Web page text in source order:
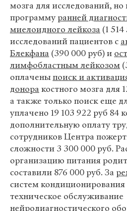
мозга для исследований,
программуранней
миелоидного лейкоза (1
исследований пациентов с
Блекфана (390 000 руб) и
лимфобластным лейкозом
оплаченыпоиск и
донора костного мозга для
а также только поиск еще
уплачено 19 103 922 руб 84
дополнительную оплату
сотрудников Центра
сложности 3 300 000 руб.
организацию питания
составили 876 000 руб. За
систем кондиционирования
техническое обслуживание
нейродиагностического